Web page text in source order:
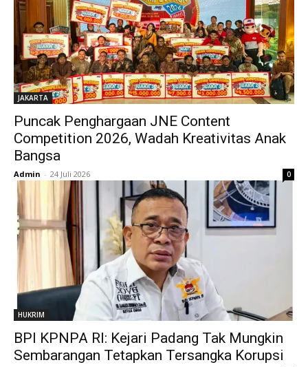
JAKARTA
Puncak Penghargaan JNE Content
Competition 2026, Wadah Kreativitas Anak
Bangsa
Admin - 24 Juli 2026 0
HUKRIM
BPI KPNPA RI: Kejari Padang Tak Mungkin
Sembarangan Tetapkan Tersangka Korupsi